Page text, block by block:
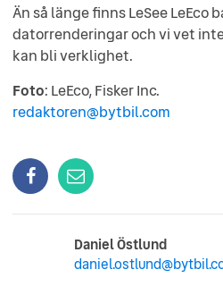
Än så länge finns LeSee LeEco
datorrenderingar och vi vet
kan bli verklighet.
Foto: LeEco, Fisker Inc.
redaktoren@bytbil.com
Daniel Östlund